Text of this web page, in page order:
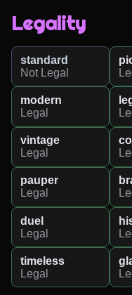
Legality
standard
Not Legal
modern
Legal
vintage
Legal
pauper
Legal
duel
Legal
timeless
Legal